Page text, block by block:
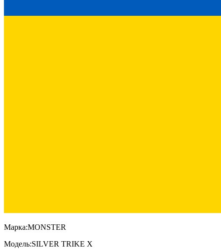
Марка:MONSTER
Модель:SILVER TRIKE X